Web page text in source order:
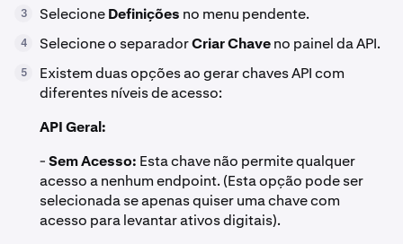
3 SelecioneDefinições no menu pendente.
4 Selecione o separadorCriar Chaveno painel da API.
5
Existem duas opções ao gerar chaves API com
diferentes níveis de acesso:
API Geral:
-Sem Acesso: Esta chave não permite qualquer
acesso a nenhum endpoint. (Esta opção pode ser
selecionada se apenas quiser uma chave com
acesso para levantar ativos digitais).